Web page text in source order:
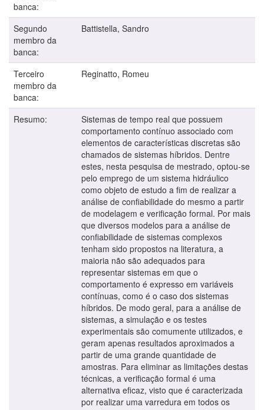
banca:
Segundo
membro da
banca:
Battistella, Sandro
Terceiro
membro da
banca:
Reginatto, Romeu
Resumo:
Sistemas de tempo real que possuem
comportamento contínuo associado com
elementos de características discretas são
chamados de sistemas híbridos. Dentre
estes, nesta pesquisa de mestrado, optou-se
pelo emprego de um sistema hidráulico
como objeto de estudo a fim de realizar a
análise de confiabilidade do mesmo a partir
de modelagem e verificação formal. Por mais
que diversos modelos para a análise de
confiabilidade de sistemas complexos
tenham sido propostos na literatura, a
maioria não são adequados para
representar sistemas em que o
comportamento é expresso em variáveis
contínuas, como é o caso dos sistemas
híbridos. De modo geral, para a análise de
sistemas, a simulação e os testes
experimentais são comumente utilizados, e
geram apenas resultados aproximados a
partir de uma grande quantidade de
amostras. Para eliminar as limitações destas
técnicas, a verificação formal é uma
alternativa eficaz, visto que é caracterizada
por realizar uma varredura em todos os